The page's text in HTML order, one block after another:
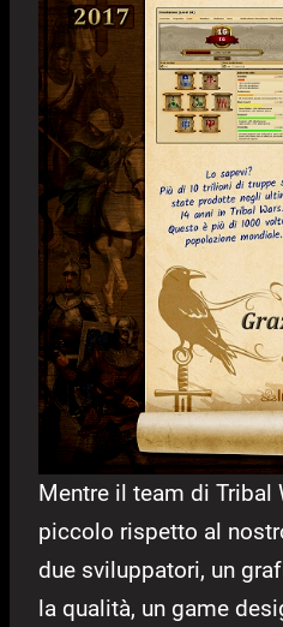
Mentre il team di Tribal
piccolo rispetto al
due sviluppatori, un
la qualità, un game